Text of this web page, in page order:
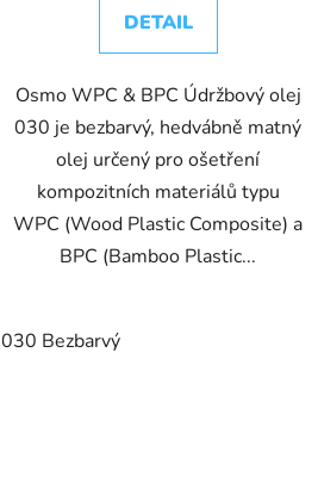
DETAIL
Osmo WPC & BPC Údržbový olej
030 je bezbarvý, hedvábně matný
olej určený pro ošetření
kompozitních materiálů typu
WPC (Wood Plastic Composite) a
BPC (Bamboo Plastic...
030 Bezbarvý